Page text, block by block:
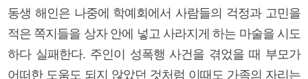
동생 해인은 나중에 학예회에서 사람들의 걱정과 고민을
적은 쪽지들을 상자 안에 넣고 사라지게 하는 마술을 시도
하다 실패한다. 주인이 성폭행 사건을 겪었을 때 부모가
어떠한 도움도 되지 않았던 것처럼 이때도 가족의 자리는